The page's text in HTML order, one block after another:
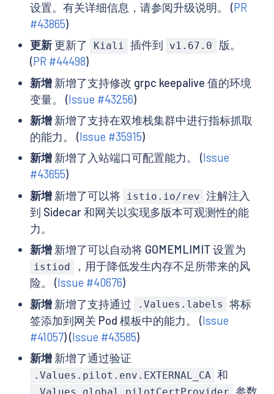
设置。有关详细信息，请参阅升级说明。 (PR
#43865)
更新更新了 Kiali 插件到 v1.67.0
版。
(PR #44498)
新增新增了支持修改 grpc keepalive 值的环境
变量。 (Issue #43256)
新增新增了支持在双堆栈集群中进行指标抓取
的能力。 (Issue #35915)
新增新增了入站端口可配置能力。 (Issue
#43655)
新增新增了可以将 istio.io/rev 注解注入
到 Sidecar 和网关以实现多版本可观测性的能
力。
新增新增了可以自动将 GOMEMLIMIT 设置为
istiod
，用于降低发生内存不足所带来的风
险。 (Issue #40676)
新增新增了支持通过 .Values.labels
将标
签添加到网关 Pod 模板中的能力。 (Issue
#41057) (Issue #43585)
新增新增了通过验证
.Values.pilot.env.EXTERNAL_CA 和
参数